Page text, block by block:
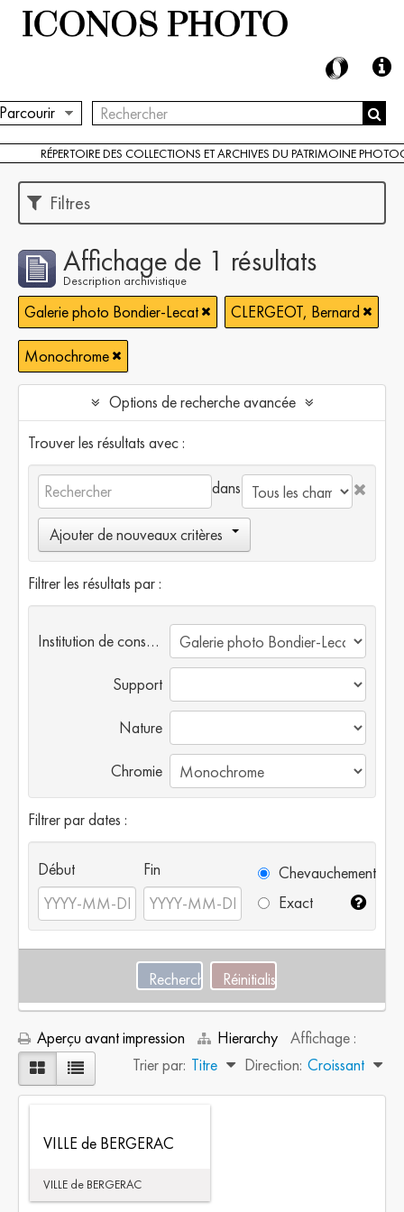
RÉPERTOIRE DES COLLECTIONS ET ARCHIVES DU PATRIMOINE
Filtres
Affichage de 1 résultats
Description archivistique
Galerie photo Bondier-Lecat CLERGEOT, Bernard
Monochrome
Options de recherche avancée
Trouver les résultats avec :
dans
Ajouter de nouveaux critères
Filtrer les résultats par :
Institution de conservation
Support
Nature
Chromie
Filtrer par dates :
Début Fin
Chevauchement
Exact
Aperçu avant impression Hierarchy
Affichage :
Trier par: Titre Direction: Croissant
VILLE de BERGERAC
VILLE de BERGERAC